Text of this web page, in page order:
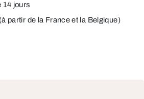
14 jours
partir de la France et la Belgique)